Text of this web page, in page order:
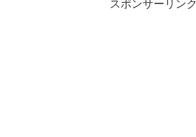
スポンサーリンク